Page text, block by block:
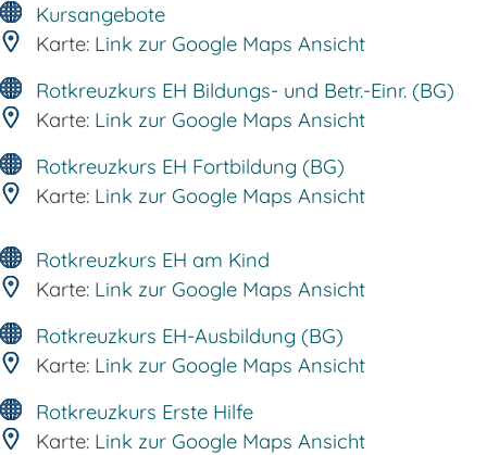
Kursangebote
Karte: Link zur Google Maps Ansicht
Rotkreuzkurs EH Bildungs- und Betr.-Einr. (BG)
Karte: Link zur Google Maps Ansicht
Rotkreuzkurs EH Fortbildung (BG)
Karte: Link zur Google Maps Ansicht
Rotkreuzkurs EH am Kind
Karte: Link zur Google Maps Ansicht
Rotkreuzkurs EH-Ausbildung (BG)
Karte: Link zur Google Maps Ansicht
Rotkreuzkurs Erste Hilfe
Karte: Link zur Google Maps Ansicht